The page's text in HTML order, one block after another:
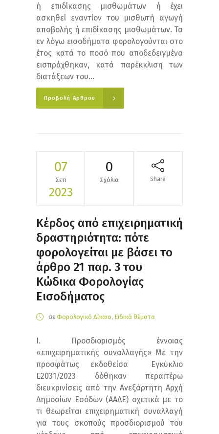
ή επιδίκασης μισθωμάτων ή έχει
ασκηθεί εναντίον του μισθωτή αγωγή
αποβολής ή επιδίκασης μισθωμάτων. Τα
εν λόγω εισοδήματα φορολογούνται στο
έτος κατά το ποσό που αποδεδειγμένα
εισπράχθηκαν, κατά παρέκκλιση των
διατάξεων του...
Προβολή Άρθρου
07
Σεπ
2023
0
Σχόλια Share
Κέρδος από επιχειρηματική
δραστηριότητα: πότε
φορολογείται με βάσει το
άρθρο 21 παρ. 3 του
Κώδικα Φορολογίας
Εισοδήματος
σε Φορολογικό Δίκαιο, Ειδικά θέματα
Ι. Προσδιορισμός έννοιας
«επιχειρηματικής συναλλαγής» Με την
προσφάτως εκδοθείσα Εγκύκλιο
Ε2031/2023 δόθηκαν περαιτέρω
διευκρινίσεις από την Ανεξάρτητη Αρχή
Δημοσίων Εσόδων (ΑΑΔΕ) σχετικά με το
τι θεωρείται επιχειρηματική συναλλαγή
για τους σκοπούς προσδιορισμού του